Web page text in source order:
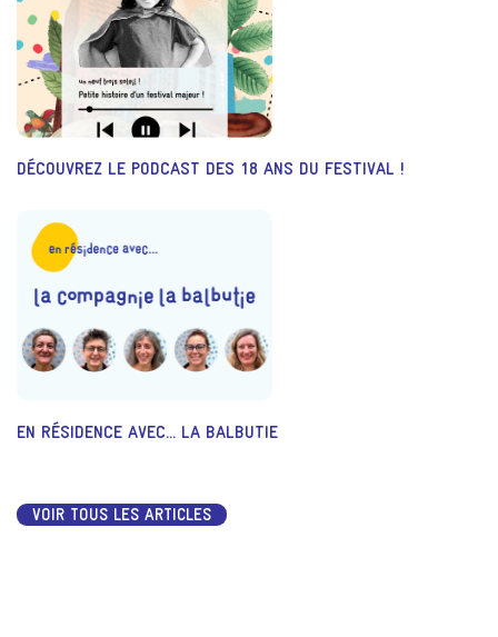
DÉCOUVREZ LE PODCAST DES 18 ANS DU FESTIVAL !
EN RÉSIDENCE AVEC... LA BALBUTIE
VOIR TOUS LES ARTICLES